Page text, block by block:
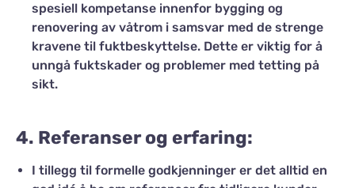
spesiell kompetanse innenfor bygging og
renovering av våtrom i samsvar med de strenge
kravene til fuktbeskyttelse. Dette er viktig for å
unngå fuktskader og problemer med tetting på
sikt.
4. Referanser og erfaring:
I tillegg til formelle godkjenninger er det alltid en